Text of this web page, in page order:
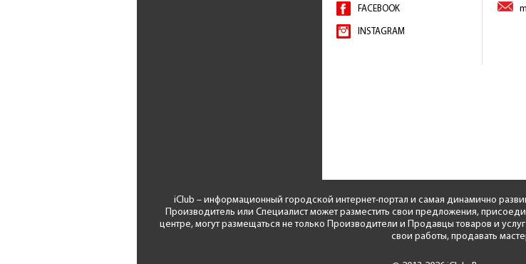
FACEBOOK
INSTAGRAM
iClub – информационный городской интернет-портал и самая динамично
Производитель или Специалист может разместить свои предложения,
центре, могут размещаться не только Производители и Продавцы товаров и
свои работы, продавать